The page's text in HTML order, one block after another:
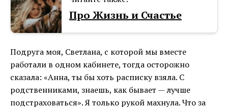
Про Жизнь и Счастье
Подруга моя, Светлана, с которой мы вместе
работали в одном кабинете, тогда осторожно
сказала: «Анна, ты бы хоть расписку взяла. С
родственниками, знаешь, как бывает — лучше
подстраховаться». Я только рукой махнула. Что за